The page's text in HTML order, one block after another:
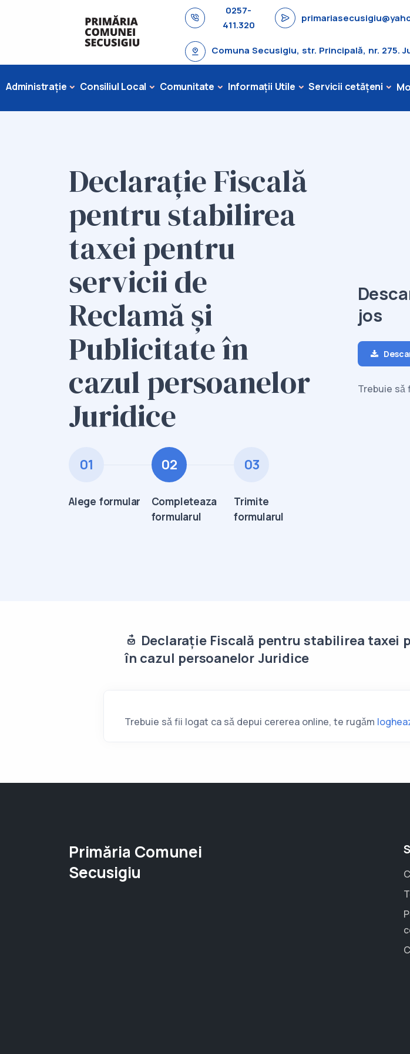
0257-
411.320
Comuna Secusigiu, str. Principală, nr. 275.
Administrație Consiliul Local Comunitate Informații Utile Servicii cetățeni
Declarație Fiscală
pentru stabilirea
taxei pentru
servicii de
Reclamă și
Publicitate în
cazul persoanelor
Juridice
01
Alege formular
02
Completeaza
formularul
03
Trimite
formularul
jos
Trebuie sǎ
Declarație Fiscală pentru stabilirea taxei
în cazul persoanelor Juridice
Trebuie sǎ fii logat ca sǎ depui cererea online, te rugǎm
Primăria Comunei
Secusigiu